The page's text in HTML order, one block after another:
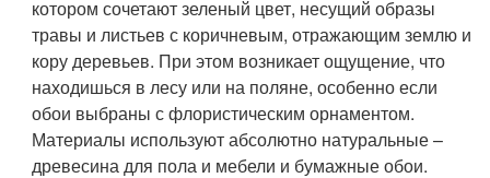
котором сочетают зеленый цвет, несущий образы
травы и листьев с коричневым, отражающим землю и
кору деревьев. При этом возникает ощущение, что
находишься в лесу или на поляне, особенно если
обои выбраны с флористическим орнаментом.
Материалы используют абсолютно натуральные –
древесина для пола и мебели и бумажные обои.